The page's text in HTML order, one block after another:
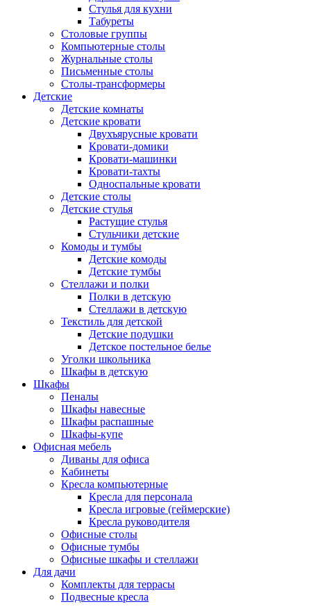
Стулья для кухни
Табуреты
Столовые группы
Компьютерные столы
Журнальные столы
Письменные столы
Столы-трансформеры
Детские
Детские комнаты
Детские кровати
Двухъярусные кровати
Кровати-домики
Кровати-машинки
Кровати-тахты
Односпальные кровати
Детские столы
Детские стулья
Растущие стулья
Стульчики детские
Комоды и тумбы
Детские комоды
Детские тумбы
Стеллажи и полки
Полки в детскую
Стеллажи в детскую
Текстиль для детской
Детские подушки
Детское постельное белье
Уголки школьника
Шкафы в детскую
Шкафы
Пеналы
Шкафы навесные
Шкафы распашные
Шкафы-купе
Офисная мебель
Диваны для офиса
Кабинеты
Кресла компьютерные
Кресла для персонала
Кресла игровые (геймерские)
Кресла руководителя
Офисные столы
Офисные тумбы
Офисные шкафы и стеллажи
Для дачи
Комплекты для террасы
Подвесные кресла